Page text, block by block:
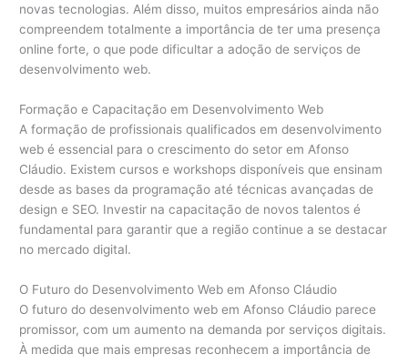
novas tecnologias. Além disso, muitos empresários ainda não
compreendem totalmente a importância de ter uma presença
online forte, o que pode dificultar a adoção de serviços de
desenvolvimento web.
Formação e Capacitação em Desenvolvimento Web
A formação de profissionais qualificados em desenvolvimento
web é essencial para o crescimento do setor em Afonso
Cláudio. Existem cursos e workshops disponíveis que ensinam
desde as bases da programação até técnicas avançadas de
design e SEO. Investir na capacitação de novos talentos é
fundamental para garantir que a região continue a se destacar
no mercado digital.
O Futuro do Desenvolvimento Web em Afonso Cláudio
O futuro do desenvolvimento web em Afonso Cláudio parece
promissor, com um aumento na demanda por serviços digitais.
À medida que mais empresas reconhecem a importância de